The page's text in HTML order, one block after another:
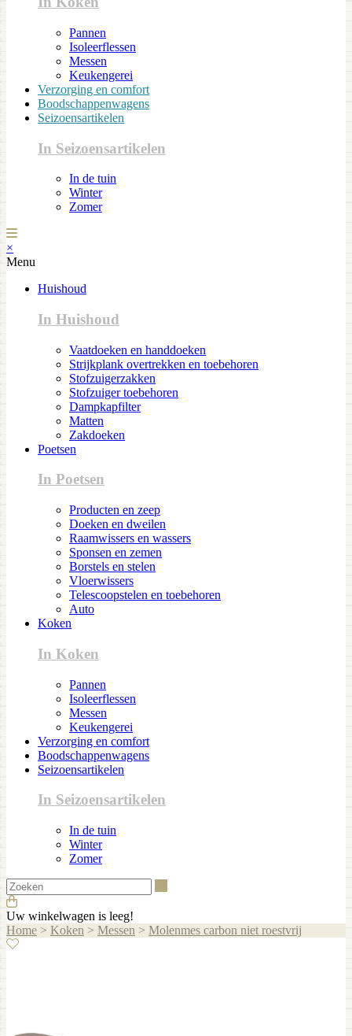
Pannen
Isoleerflessen
Messen
Keukengerei
Verzorging en comfort
Boodschappenwagens
Seizoensartikelen
In Seizoensartikelen
In de tuin
Winter
Zomer
×
Menu
Huishoud
In Huishoud
Vaatdoeken en handdoeken
Strijkplank overtrekken en toebehoren
Stofzuigerzakken
Stofzuiger toebehoren
Dampkapfilter
Matten
Zakdoeken
Poetsen
In Poetsen
Producten en zeep
Doeken en dweilen
Raamwissers en wassers
Sponsen en zemen
Borstels en stelen
Vloerwissers
Telescoopstelen en toebehoren
Auto
Koken
In Koken
Pannen
Isoleerflessen
Messen
Keukengerei
Verzorging en comfort
Boodschappenwagens
Seizoensartikelen
In Seizoensartikelen
In de tuin
Winter
Zomer
Uw winkelwagen is leeg!
Home > Koken > Messen > Molenmes carbon niet roestvrij